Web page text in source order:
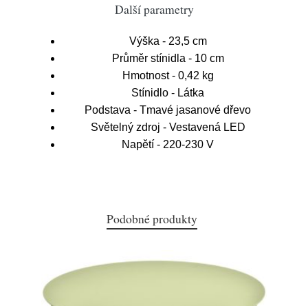
Další parametry
Výška - 23,5 cm
Průměr stínidla - 10 cm
Hmotnost - 0,42 kg
Stínidlo - Látka
Podstava - Tmavé jasanové dřevo
Světelný zdroj - Vestavená LED
Napětí - 220-230 V
Podobné produkty